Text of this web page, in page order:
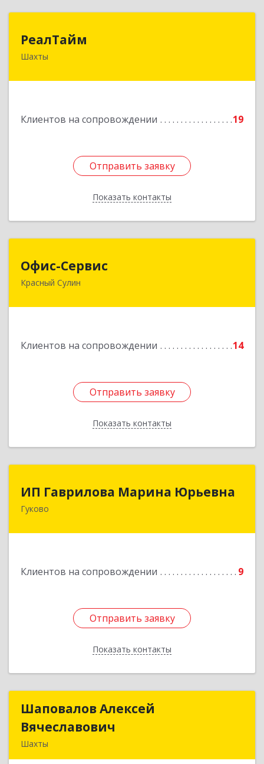
РеалТайм
Шахты
Клиентов на сопровождении 19
Отправить заявку
Показать контакты
Отправить заявку
Назад
Офис-Сервис
Красный Сулин
Клиентов на сопровождении 14
Отправить заявку
Показать контакты
346350, Ростовская обл, р-н Красносулинский,
Отправить заявку
Назад
ИП Гаврилова Марина Юрьевна
Гуково
Клиентов на сопровождении 9
Отправить заявку
Показать контакты
Отправить заявку
Назад
Шаповалов Алексей
Вячеславович
Шахты
Шаповалов Алексей